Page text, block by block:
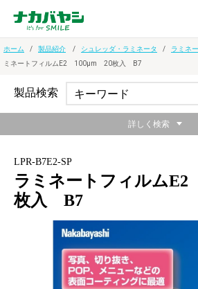
ホーム 製品紹介 シュレッダ・ラミネータ ラミネ
ミネートフィルムE2 100μm 20枚入 B7
LPR-B7E2-SP
ラミネートフィルム
枚入 B7
製品検索
詳しく検索